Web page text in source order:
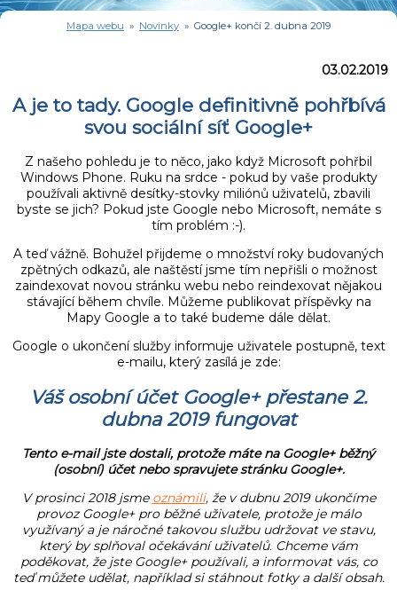
Mapa webu » Novinky » Google+ končí 2. dubna 2019
03.02.2019
A je to tady. Google definitivně pohřbívá
svou sociální síť Google+
Z našeho pohledu je to něco, jako když Microsoft pohřbil
Windows Phone. Ruku na srdce - pokud by vaše produkty
používali aktivně desítky-stovky miliónů uživatelů, zbavili
byste se jich? Pokud jste Google nebo Microsoft, nemáte s
tím problém :-).
A teď vážně. Bohužel přijdeme o množství roky budovaných
zpětných odkazů, ale naštěstí jsme tím nepřišli o možnost
zaindexovat novou stránku webu nebo reindexovat nějakou
stávající během chvíle. Můžeme publikovat příspěvky na
Mapy Google a to také budeme dále dělat.
Google o ukončení služby informuje uživatele postupně, text
e-mailu, který zasílá je zde:
Váš osobní účet Google+ přestane 2.
dubna 2019 fungovat
Tento e-mail jste dostali, protože máte na Google+ běžný
(osobní) účet nebo spravujete stránku Google+.
V prosinci 2018 jsme oznámili, že v dubnu 2019 ukončíme
provoz Google+ pro běžné uživatele, protože je málo
využívaný a je náročné takovou službu udržovat ve stavu,
který by splňoval očekávání uživatelů. Chceme vám
poděkovat, že jste Google+ používali, a informovat vás, co
teď můžete udělat, například si stáhnout fotky a další obsah.